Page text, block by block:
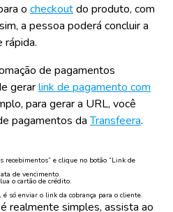
o checkoutdo produto, com
a pessoa poderá concluir a
rápida.
de pagamentos
gerarlink de pagamento com
para gerar a URL, você
pagamentos daTransfeera.
recebimentos” e clique no botão “Link de
de vencimento.
o cartão de crédito.
é só enviar o link da cobrança para o cliente.
realmente simples, assista ao